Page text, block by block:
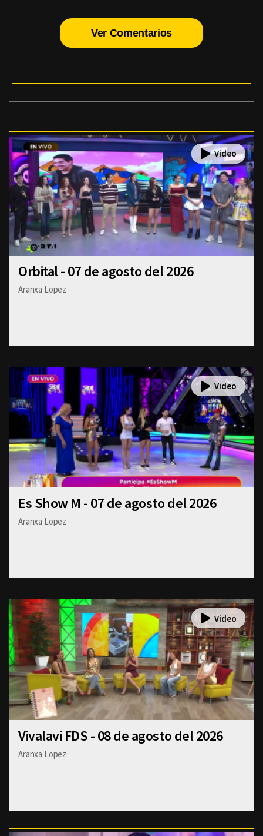
Ver Comentarios
Orbital - 07 de agosto del 2026
Aranxa Lopez
Es Show M - 07 de agosto del 2026
Aranxa Lopez
Vivalavi FDS - 08 de agosto del 2026
Aranxa Lopez